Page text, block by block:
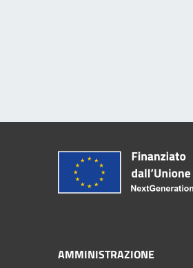
AMMINISTRAZIONE